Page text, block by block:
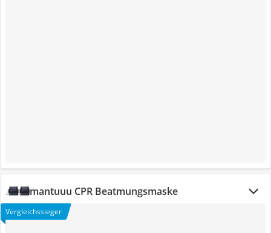
mantuuu CPR Beatmungsmaske
Vergleichssieger